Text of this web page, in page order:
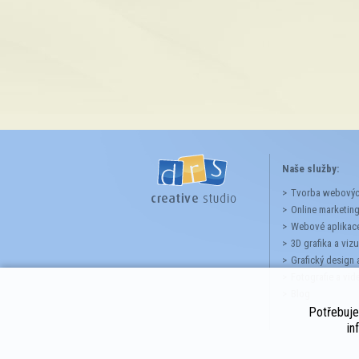
Naše služby:
Tvorba
Online marketing
Webové
3D grafika a
Grafický design